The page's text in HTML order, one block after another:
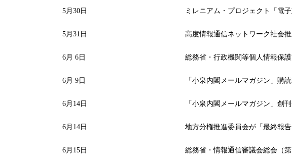
5月30日 ミレニアム・プロジェクト「電子
5月31日 高度情報通信ネットワーク社会推
6月 6日 総務省・行政機関等個人情報保護
6月 9日 「小泉内閣メールマガジン」購読
6月14日 「小泉内閣メールマガジン」創刊
6月14日 地方分権推進委員会が「最終報
6月15日 総務省・情報通信審議会総会（第